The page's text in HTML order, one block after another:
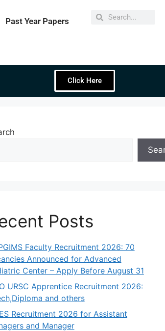
Past Year Papers
Click Here
Posts
Faculty Recruitment 2026: 70
Announced for Advanced
Center – Apply Before August 31
URSC Apprentice Recruitment 2026:
and others
Recruitment 2026 for Assistant
and Manager